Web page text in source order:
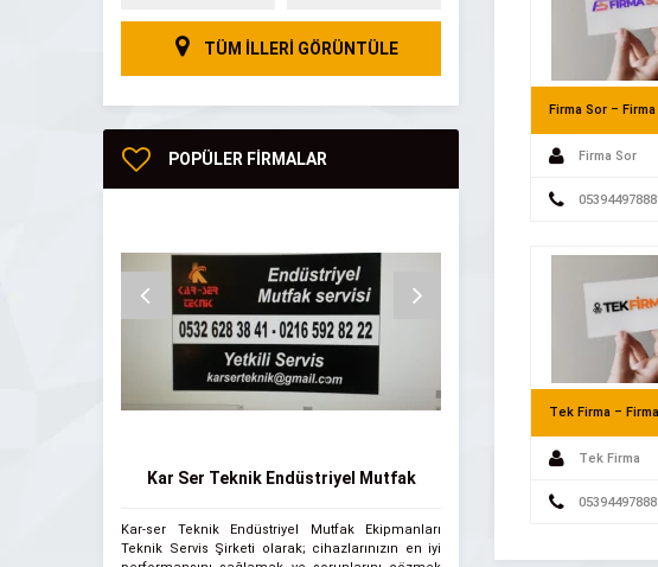
TÜM İLLERİ GÖRÜNTÜLE
POPÜLER FİRMALAR
Kar Ser Teknik Endüstriyel Mutfak
Servisi
Kar-ser Teknik Endüstriyel Mutfak Ekipmanları
Teknik Servis Şirketi olarak; cihazlarınızın en iyi
Firma Sor
05394497888
Tek Firma
05394497888